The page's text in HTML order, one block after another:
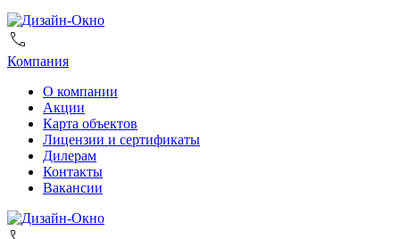
Компания
О компании
Акции
Карта объектов
Лицензии и сертификаты
Дилерам
Контакты
Вакансии